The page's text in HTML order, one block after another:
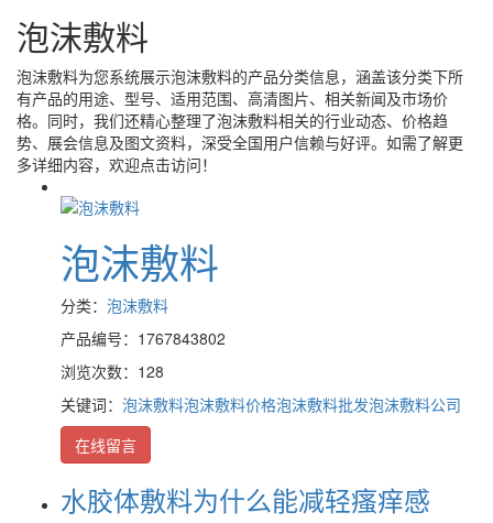
泡沫敷料
泡沫敷料为您系统展示泡沫敷料的产品分类信息，涵盖该分类下所
有产品的用途、型号、适用范围、高清图片、相关新闻及市场价
格。同时，我们还精心整理了泡沫敷料相关的行业动态、价格趋
势、展会信息及图文资料，深受全国用户信赖与好评。如需了解更
多详细内容，欢迎点击访问！
泡沫敷料
分类： 泡沫敷料
产品编号：1767843802
浏览次数：128
关键词： 泡沫敷料泡沫敷料价格泡沫敷料批发泡沫敷料公司
在线留言
水胶体敷料为什么能减轻瘙痒感